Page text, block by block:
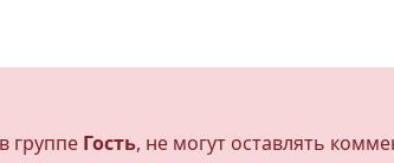
группе Гость, не могут оставлять